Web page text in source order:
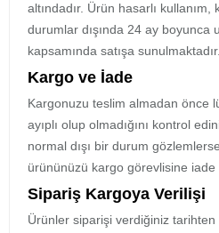
altındadır. Ürün hasarlı kullanım,
durumlar dışında 24 ay boyunca
kapsamında satışa sunulmaktadır.
Kargo ve İade
Kargonuzu teslim almadan önce
ayıplı olup olmadığını kontrol
normal dışı bir durum
ürününüzü kargo görevlisine iade
Sipariş Kargoya Verilişi
Ürünler siparişi verdiğiniz